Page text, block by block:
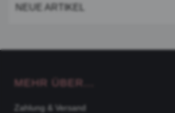
NEUE ARTIKEL
MEHR ÜBER...
Zahlung & Versand